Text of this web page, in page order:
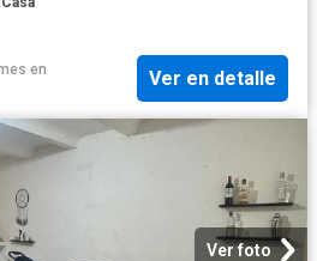
en
Ver en detalle
Ver foto